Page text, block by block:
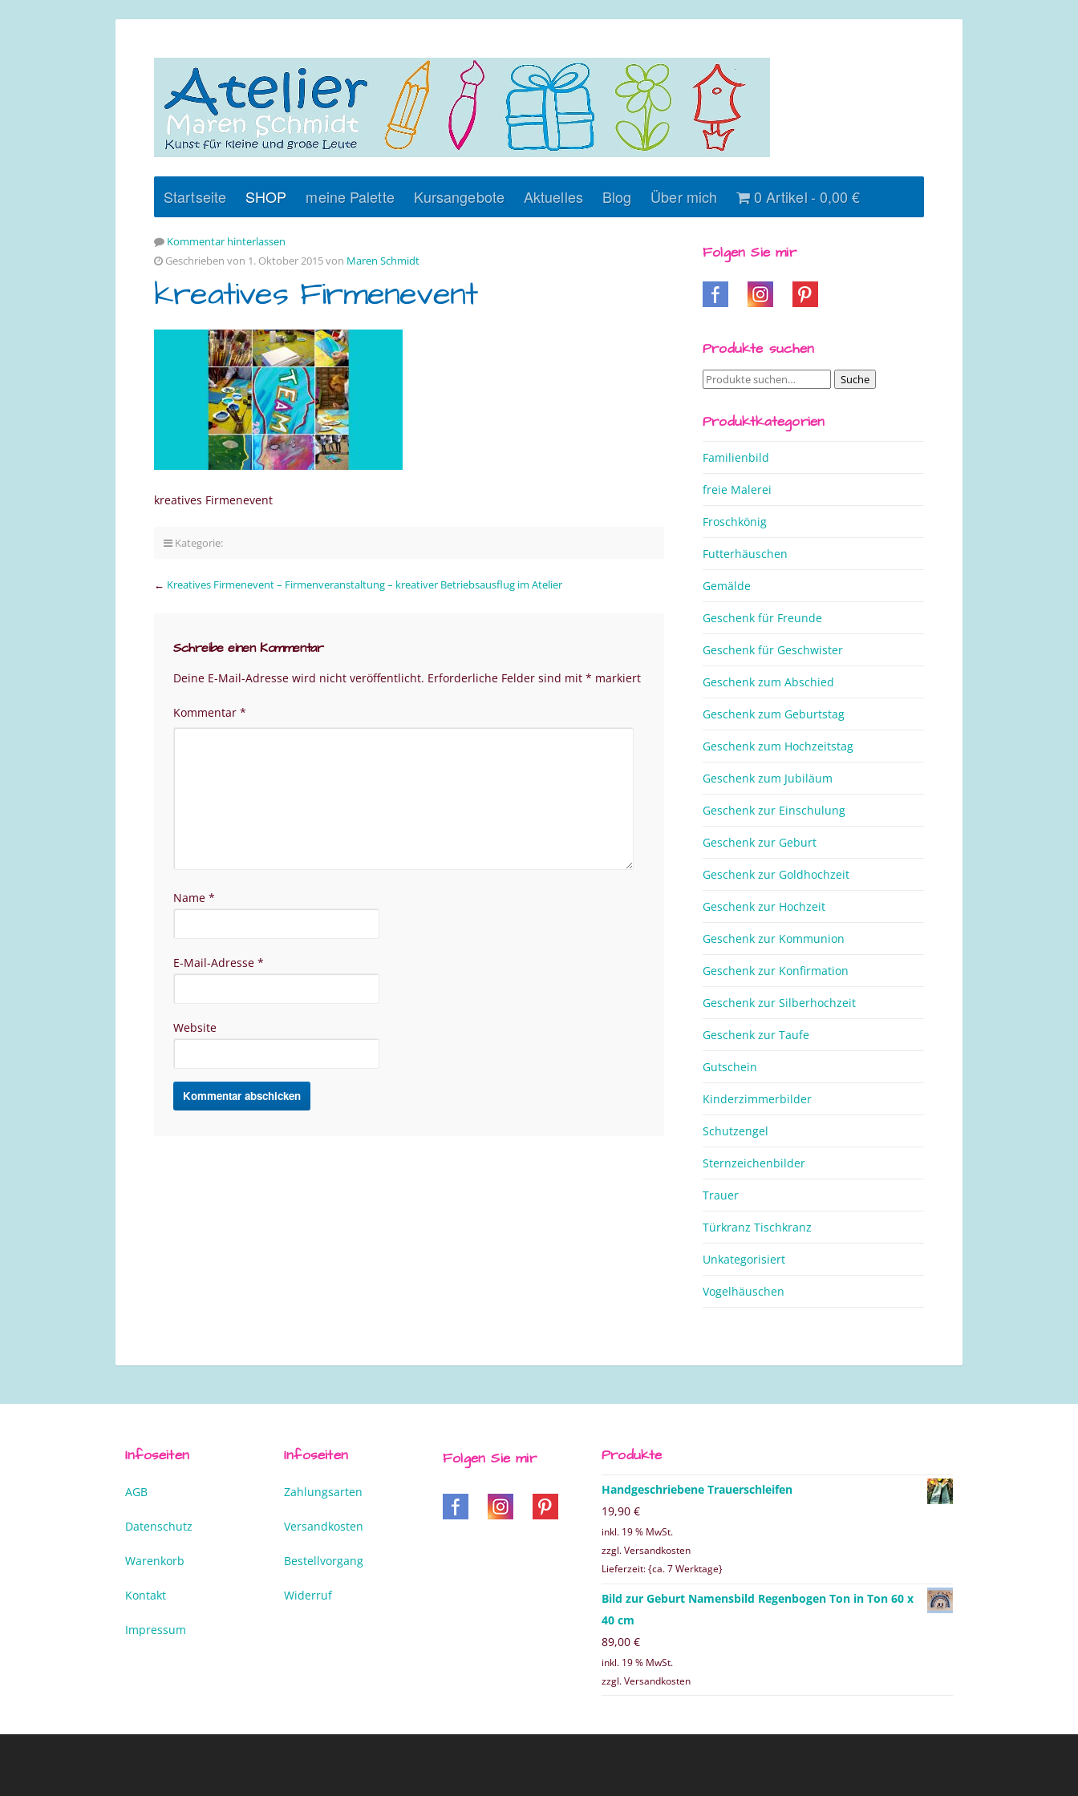
Startseite SHOP meine Palette Kursangebote Aktuelles Blog Über mich 0 Artikel 0,00 €
Kommentar hinterlassen
Geschrieben von 1. Oktober 2015 von Maren Schmidt
kreatives Firmenevent
kreatives Firmenevent
Kategorie:
← Kreatives Firmenevent – Firmenveranstaltung – kreativer Betriebsausflug im Atelier
Schreibe einen Kommentar
Deine E-Mail-Adresse wird nicht veröffentlicht. Erforderliche Felder sind mit * markiert
Kommentar *
Name *
E-Mail-Adresse *
Website
Folgen Sie mir
Produkte suchen
Suche
Suche
Produktkategorien
Familienbild
freie Malerei
Froschkönig
Futterhäuschen
Gemälde
Geschenk für Freunde
Geschenk für Geschwister
Geschenk zum Abschied
Geschenk zum Geburtstag
Geschenk zum Hochzeitstag
Geschenk zum Jubiläum
Geschenk zur Einschulung
Geschenk zur Geburt
Geschenk zur Goldhochzeit
Geschenk zur Hochzeit
Geschenk zur Kommunion
Geschenk zur Konfirmation
Geschenk zur Silberhochzeit
Geschenk zur Taufe
Gutschein
Kinderzimmerbilder
Schutzengel
Sternzeichenbilder
Trauer
Türkranz Tischkranz
Unkategorisiert
Vogelhäuschen
Infoseiten
AGB
Datenschutz
Warenkorb
Kontakt
Impressum
Infoseiten
Zahlungsarten
Versandkosten
Bestellvorgang
Widerruf
Folgen Sie mir Produkte
Handgeschriebene Trauerschleifen
19,90 €
inkl. 19 % MwSt.
zzgl. Versandkosten
Lieferzeit: {ca. 7 Werktage}
Bild zur Geburt Namensbild Regenbogen Ton in Ton 60 x
40 cm
89,00 €
inkl. 19 % MwSt.
zzgl. Versandkosten